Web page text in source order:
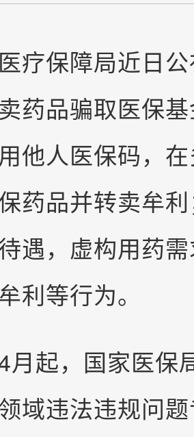
保障局近日公
药品骗取医保
他人医保码，
药品并转卖牟
遇，虚构用药
利等行为。
起，国家医保
域违法违规问